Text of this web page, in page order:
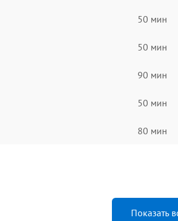
50 мин
50 мин
90 мин
50 мин
80 мин
Показать